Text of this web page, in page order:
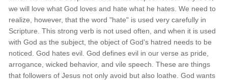
we will love what God loves and hate what he hates. We need to
realize, however, that the word "hate" is used very carefully in
Scripture. This strong verb is not used often, and when it is used
with God as the subject, the object of God's hatred needs to be
noticed. God hates evil. God defines evil in our verse as pride,
arrogance, wicked behavior, and vile speech. These are things
that followers of Jesus not only avoid but also loathe. God wants